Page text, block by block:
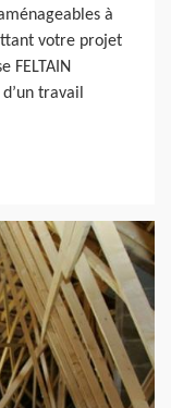
à
votre projet
FELTAIN
travail